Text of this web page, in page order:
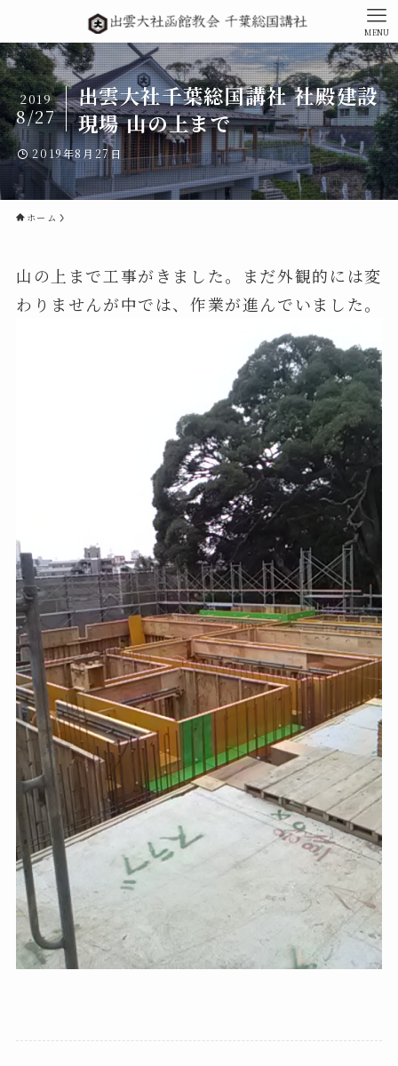
MENU
出雲大社千葉総国講社 社殿建設
現場 山の上まで
2019
8/27
2019年8月27日
ホーム
山の上まで工事がきました。まだ外観的には変
わりませんが中では、作業が進んでいました。